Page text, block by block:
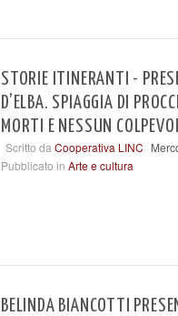
STORIE ITINERANTI -
D’ELBA. SPIAGGIA DI
MORTI E NESSUN
Scritto da Cooperativa LINC
Pubblicato in Arte e cultura
BELINDA BIANCOTTI